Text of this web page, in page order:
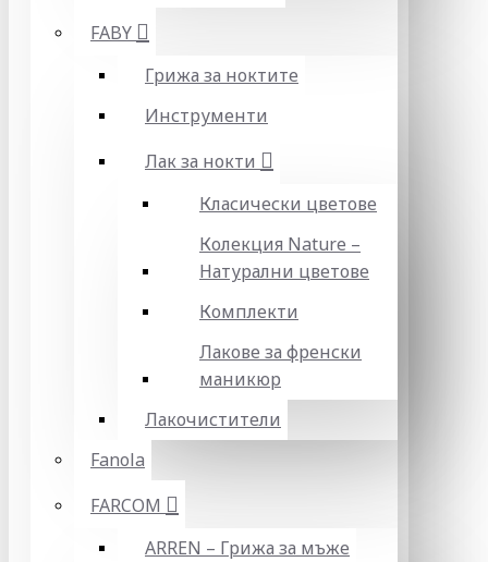
FABY
Грижа за ноктите
Инструменти
Лак за нокти
Класически цветове
Колекция Nature –
Натурални цветове
Комплекти
Лакове за френски
маникюр
Лакочистители
Fanola
FARCOM
ARREN – Грижа за мъже